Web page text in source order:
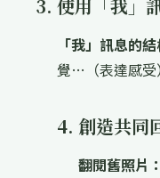
3. 使用「我」
「我」訊息的結
覺…（表達感
4. 創造共同
翻閱舊照片：